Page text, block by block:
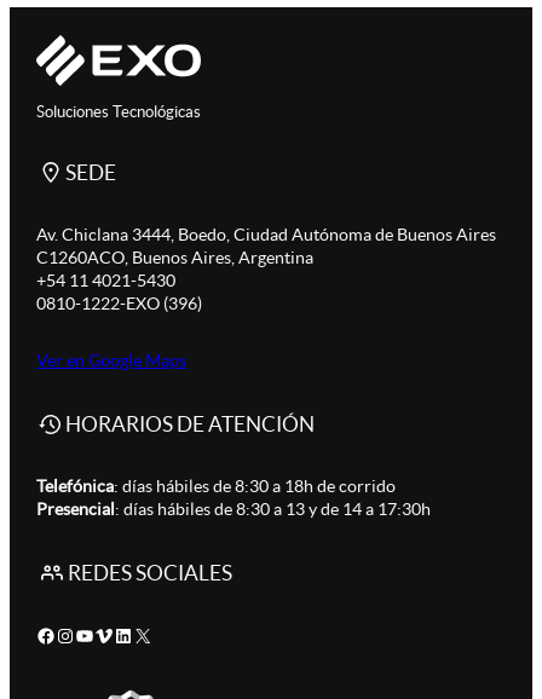
Soluciones Tecnológicas
SEDE
Av. Chiclana 3444, Boedo, Ciudad Autónoma de Buenos Aires
C1260ACO, Buenos Aires, Argentina
+54 11 4021-5430
0810-1222-EXO (396)
Ver en Google Maps
HORARIOS DE ATENCIÓN
Telefónica: días hábiles de 8:30 a 18h de corrido
Presencial : días hábiles de 8:30 a 13 y de 14 a 17:30h
REDES SOCIALES
Facebook Instagram YouTube Vimeo LinkedIn X